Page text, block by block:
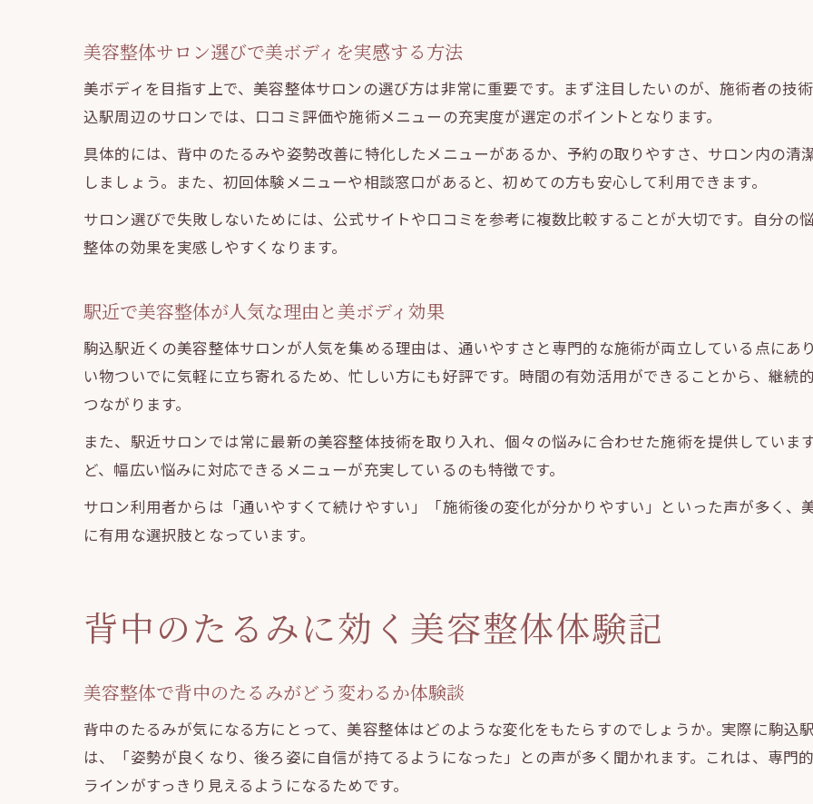
美容整体サロン選びで美ボディを実感する方法
美ボディを目指す上で、美容整体サロンの選び方は非常に重要です。まず注目したいのが、施術者の技
込駅周辺のサロンでは、口コミ評価や施術メニューの充実度が選定のポイントとなります。
具体的には、背中のたるみや姿勢改善に特化したメニューがあるか、予約の取りやすさ、サロン内の
しましょう。また、初回体験メニューや相談窓口があると、初めての方も安心して利用できます。
サロン選びで失敗しないためには、公式サイトや口コミを参考に複数比較することが大切です。自分の
整体の効果を実感しやすくなります。
駅近で美容整体が人気な理由と美ボディ効果
駒込駅近くの美容整体サロンが人気を集める理由は、通いやすさと専門的な施術が両立している点にあ
い物ついでに気軽に立ち寄れるため、忙しい方にも好評です。時間の有効活用ができることから、継続
つながります。
また、駅近サロンでは常に最新の美容整体技術を取り入れ、個々の悩みに合わせた施術を提供していま
ど、幅広い悩みに対応できるメニューが充実しているのも特徴です。
サロン利用者からは「通いやすくて続けやすい」「施術後の変化が分かりやすい」といった声が多く、
に有用な選択肢となっています。
背中のたるみに効く美容整体体験記
美容整体で背中のたるみがどう変わるか体験談
背中のたるみが気になる方にとって、美容整体はどのような変化をもたらすのでしょうか。実際に駒込
は、「姿勢が良くなり、後ろ姿に自信が持てるようになった」との声が多く聞かれます。これは、専門
ラインがすっきり見えるようになるためです。